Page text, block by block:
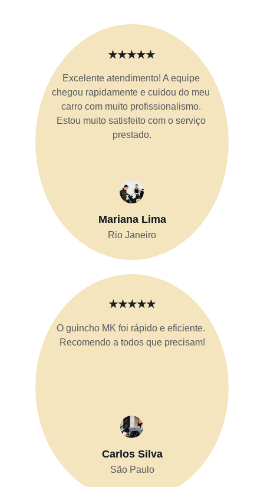
O guincho MK foi rápido e eficiente.
Recomendo a todos que precisam!
Carlos Silva
São Paulo
Excelente atendimento! A equipe
chegou rapidamente e cuidou do meu
carro com muito profissionalismo.
Estou muito satisfeito com o serviço
prestado.
Mariana Lima
Rio Janeiro
★★★★★
★★★★★